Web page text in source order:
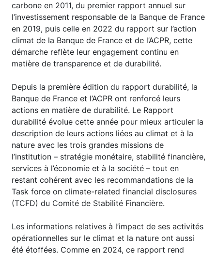
carbone en 2011, du premier rapport annuel sur
l’investissement responsable de la Banque de France
en 2019, puis celle en 2022 du rapport sur l’action
climat de la Banque de France et de l’ACPR, cette
démarche reflète leur engagement continu en
matière de transparence et de durabilité.
Depuis la première édition du rapport durabilité, la
Banque de France et l’ACPR ont renforcé leurs
actions en matière de durabilité. Le Rapport
durabilité évolue cette année pour mieux articuler la
description de leurs actions liées au climat et à la
nature avec les trois grandes missions de
l’institution – stratégie monétaire, stabilité financière,
services à l’économie et à la société – tout en
restant cohérent avec les recommandations de la
Task force on climate-related financial disclosures
(TCFD) du Comité de Stabilité Financière.
Les informations relatives à l’impact de ses activités
opérationnelles sur le climat et la nature ont aussi
été étoffées. Comme en 2024, ce rapport rend